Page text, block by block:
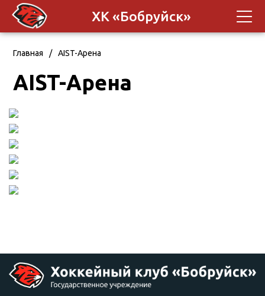
ХК «Бобруйск»
Главная / AIST-Арена
AIST-Арена